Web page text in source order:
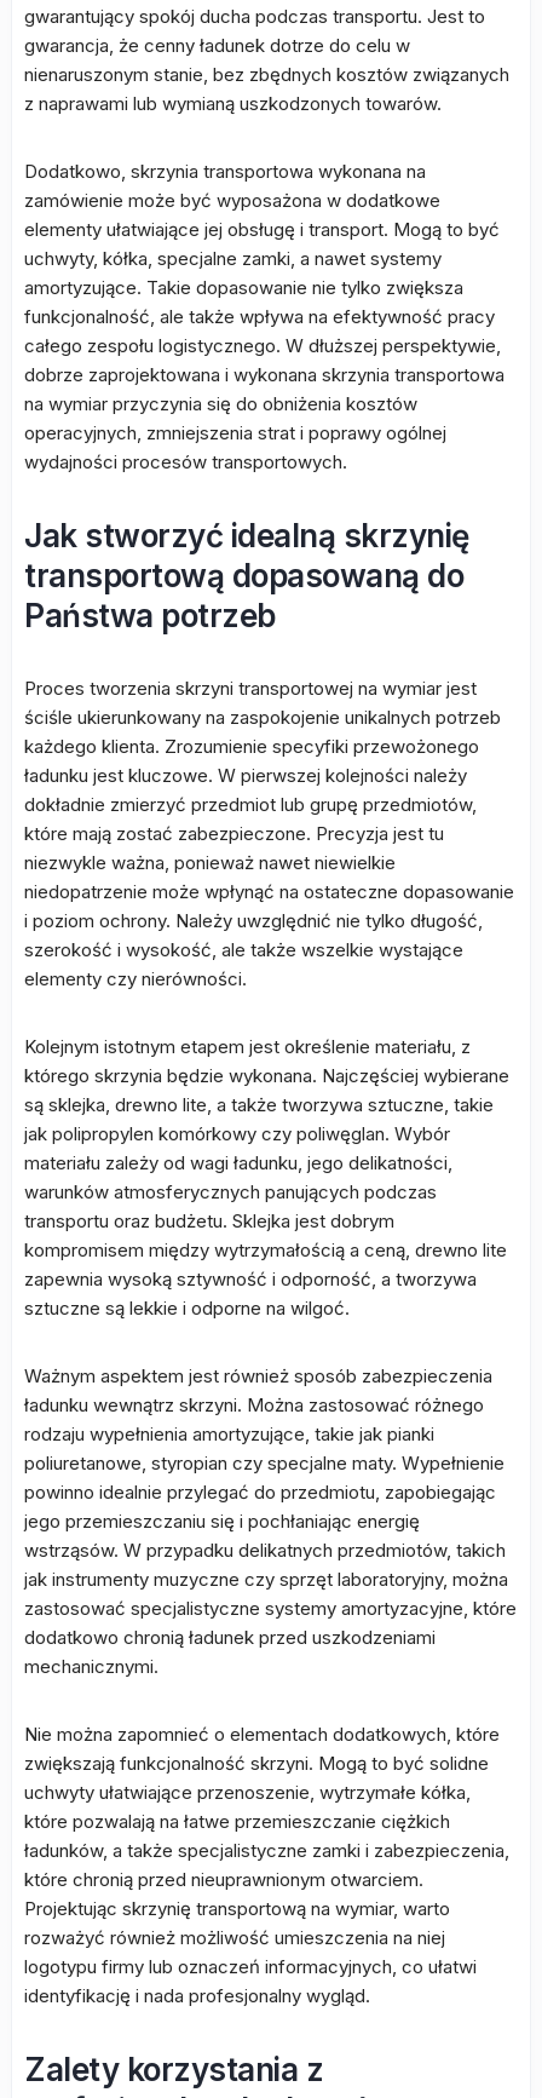
gwarantujący spokój ducha podczas transportu. Jest to
gwarancja, że cenny ładunek dotrze do celu w
nienaruszonym stanie, bez zbędnych kosztów związanych
z naprawami lub wymianą uszkodzonych towarów.
Dodatkowo, skrzynia transportowa wykonana na
zamówienie może być wyposażona w dodatkowe
elementy ułatwiające jej obsługę i transport. Mogą to być
uchwyty, kółka, specjalne zamki, a nawet systemy
amortyzujące. Takie dopasowanie nie tylko zwiększa
funkcjonalność, ale także wpływa na efektywność pracy
całego zespołu logistycznego. W dłuższej perspektywie,
dobrze zaprojektowana i wykonana skrzynia transportowa
na wymiar przyczynia się do obniżenia kosztów
operacyjnych, zmniejszenia strat i poprawy ogólnej
wydajności procesów transportowych.
Jak stworzyć idealną skrzynię
transportową dopasowaną do
Państwa potrzeb
Proces tworzenia skrzyni transportowej na wymiar jest
ściśle ukierunkowany na zaspokojenie unikalnych potrzeb
każdego klienta. Zrozumienie specyfiki przewożonego
ładunku jest kluczowe. W pierwszej kolejności należy
dokładnie zmierzyć przedmiot lub grupę przedmiotów,
które mają zostać zabezpieczone. Precyzja jest tu
niezwykle ważna, ponieważ nawet niewielkie
niedopatrzenie może wpłynąć na ostateczne dopasowanie
i poziom ochrony. Należy uwzględnić nie tylko długość,
szerokość i wysokość, ale także wszelkie wystające
elementy czy nierówności.
Kolejnym istotnym etapem jest określenie materiału, z
którego skrzynia będzie wykonana. Najczęściej wybierane
są sklejka, drewno lite, a także tworzywa sztuczne, takie
jak polipropylen komórkowy czy poliwęglan. Wybór
materiału zależy od wagi ładunku, jego delikatności,
warunków atmosferycznych panujących podczas
transportu oraz budżetu. Sklejka jest dobrym
kompromisem między wytrzymałością a ceną, drewno lite
zapewnia wysoką sztywność i odporność, a tworzywa
sztuczne są lekkie i odporne na wilgoć.
Ważnym aspektem jest również sposób zabezpieczenia
ładunku wewnątrz skrzyni. Można zastosować różnego
rodzaju wypełnienia amortyzujące, takie jak pianki
poliuretanowe, styropian czy specjalne maty. Wypełnienie
powinno idealnie przylegać do przedmiotu, zapobiegając
jego przemieszczaniu się i pochłaniając energię
wstrząsów. W przypadku delikatnych przedmiotów, takich
jak instrumenty muzyczne czy sprzęt laboratoryjny, można
zastosować specjalistyczne systemy amortyzacyjne, które
dodatkowo chronią ładunek przed uszkodzeniami
mechanicznymi.
Nie można zapomnieć o elementach dodatkowych, które
zwiększają funkcjonalność skrzyni. Mogą to być solidne
uchwyty ułatwiające przenoszenie, wytrzymałe kółka,
które pozwalają na łatwe przemieszczanie ciężkich
ładunków, a także specjalistyczne zamki i zabezpieczenia,
które chronią przed nieuprawnionym otwarciem.
Projektując skrzynię transportową na wymiar, warto
rozważyć również możliwość umieszczenia na niej
logotypu firmy lub oznaczeń informacyjnych, co ułatwi
identyfikację i nada profesjonalny wygląd.
Zalety korzystania z